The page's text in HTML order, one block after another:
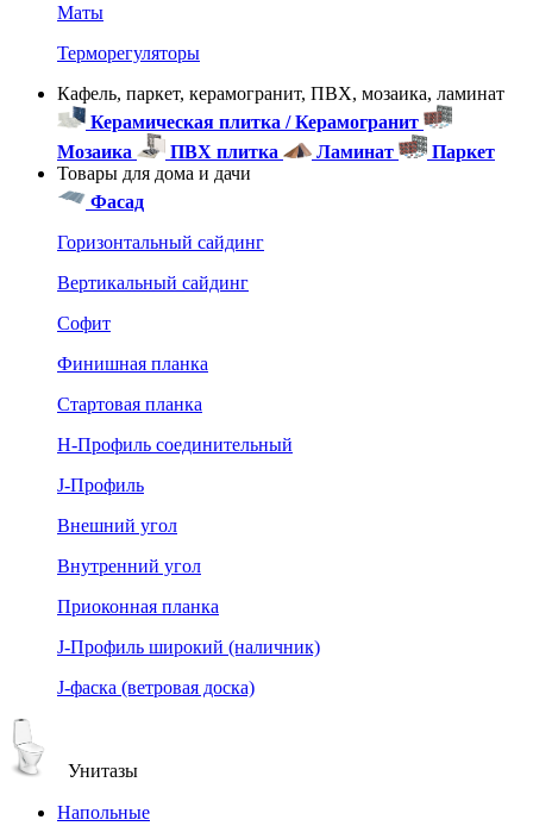
Маты
Терморегуляторы
Кафель, паркет, керамогранит, ПВХ, мозаика, ламинат
Керамическая плитка / Керамогранит
Мозаика
ПВХ плитка Ламинат
Паркет
Товары для дома и дачи
Фасад
Горизонтальный сайдинг
Вертикальный сайдинг
Софит
Финишная планка
Стартовая планка
Н-Профиль соединительный
J-Профиль
Внешний угол
Внутренний угол
Приоконная планка
J-Профиль широкий (наличник)
J-фаска (ветровая доска)
Унитазы
Напольные